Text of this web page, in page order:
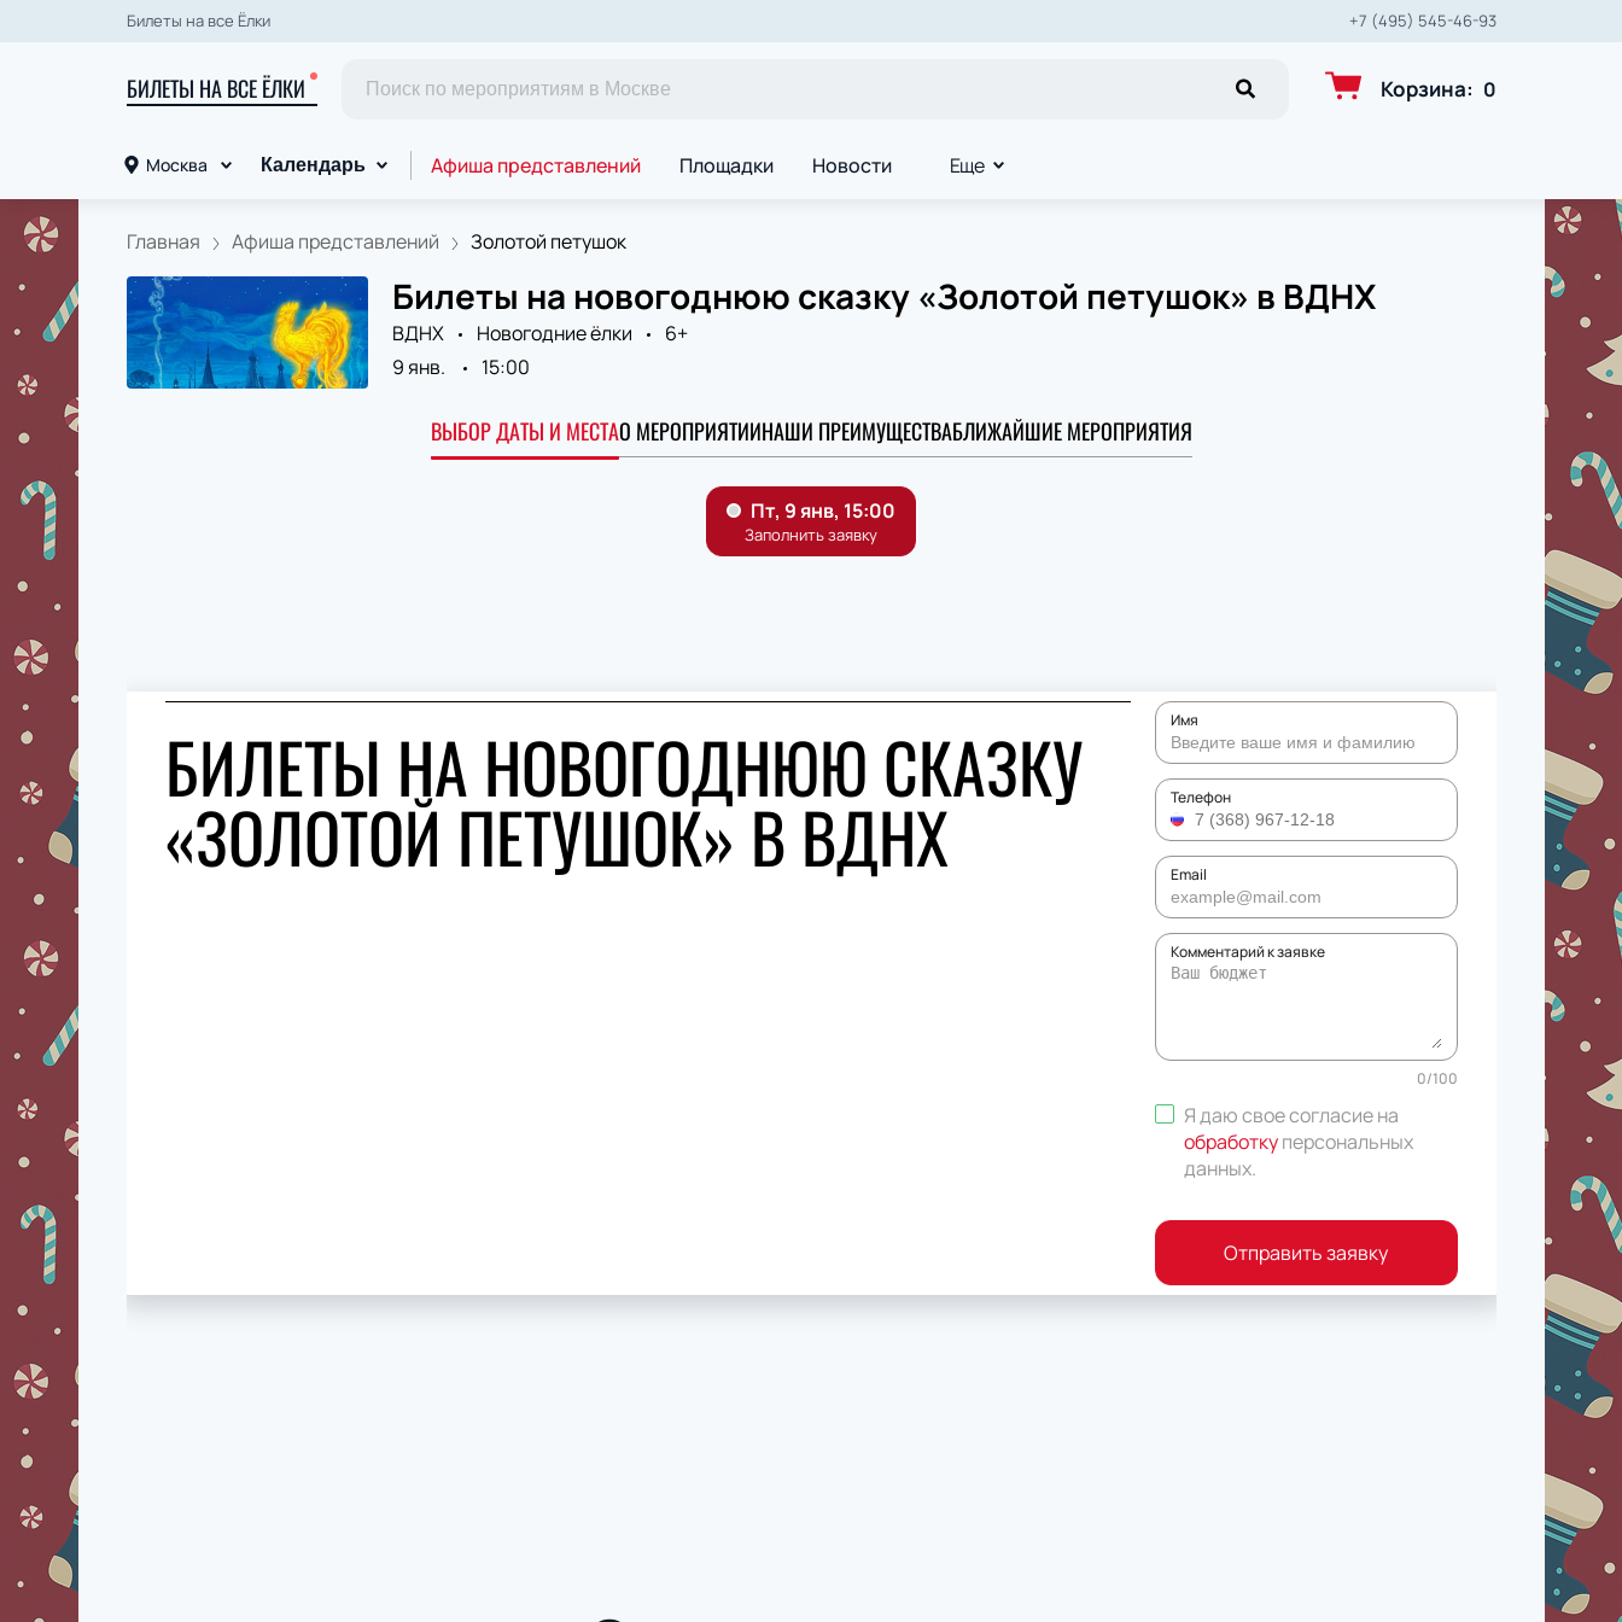
Билеты на все Ёлки +7 (495) 545-46-93
БИЛЕТЫ НА ВСЕ ЁЛКИ Корзина: 0
Москва Календарь Афиша представлений Площадки Новости Еще
Главная Афиша представлений Золотой петушок
Билеты на новогоднюю сказку «Золотой петушок» в ВДНХ
ВДНХ Новогодние ёлки
6+
9 янв.
15:00
ВЫБОР ДАТЫ И МЕСТАО МЕРОПРИЯТИИНАШИ ПРЕИМУЩЕСТВАБЛИЖАЙШИЕ МЕРОПРИЯТИЯ
БИЛЕТЫ НА НОВОГОДНЮЮ СКАЗКУ
«ЗОЛОТОЙ ПЕТУШОК» В ВДНХ
Имя
Телефон
Email
Комментарий к заявке
0/100
Я даю свое согласие на
обработку персональных
данных.
Отправить заявку